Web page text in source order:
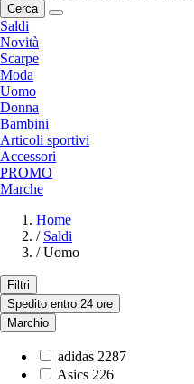
Cerca
Saldi
Novità
Scarpe
Moda
Uomo
Donna
Bambini
Articoli sportivi
Accessori
PROMO
Marche
Home
/ Saldi
/ Uomo
Filtri
Spedito entro 24 ore
Marchio
adidas 2287
Asics 226